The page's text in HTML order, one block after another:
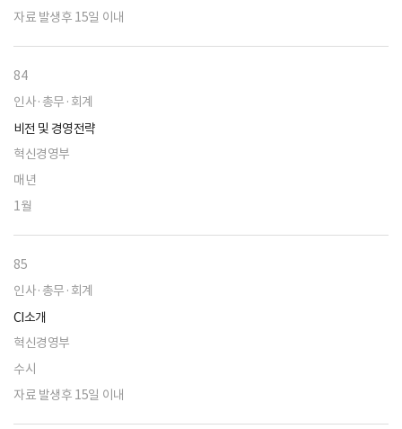
자료 발생후 15일 이내
84
인사·총무·회계
비전 및 경영전략
혁신경영부
매년
1월
85
인사·총무·회계
CI소개
혁신경영부
수시
자료 발생후 15일 이내